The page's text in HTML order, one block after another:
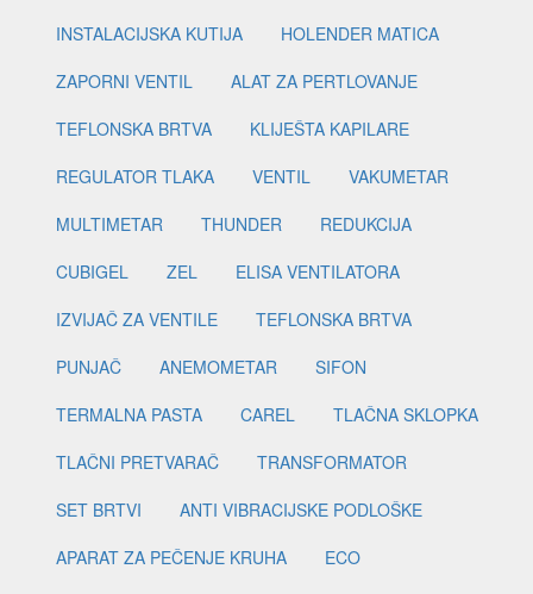
INSTALACIJSKA KUTIJA
HOLENDER MATICA
ZAPORNI VENTIL
ALAT ZA PERTLOVANJE
TEFLONSKA BRTVA
KLIJEŠTA KAPILARE
REGULATOR TLAKA
VENTIL
VAKUMETAR
MULTIMETAR
THUNDER
REDUKCIJA
CUBIGEL
ZEL
ELISA VENTILATORA
IZVIJAČ ZA VENTILE
TEFLONSKA BRTVA
PUNJAČ
ANEMOMETAR
SIFON
TERMALNA PASTA
CAREL
TLAČNA SKLOPKA
TLAČNI PRETVARAČ
TRANSFORMATOR
SET BRTVI
ANTI VIBRACIJSKE PODLOŠKE
APARAT ZA PEČENJE KRUHA
ECO